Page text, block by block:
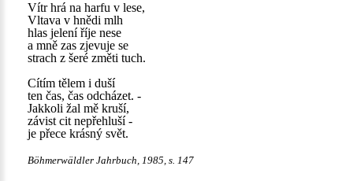
Vítr hrá na harfu v lese,
Vltava v hnědi mlh
hlas jelení říje nese
a mně zas zjevuje se
strach z šeré změti tuch.
Cítím tělem i duší
ten čas, čas odcházet. -
Jakkoli žal mě kruší,
závist cit nepřehluší -
je přece krásný svět.
Böhmerwäldler Jahrbuch, 1985, s. 147